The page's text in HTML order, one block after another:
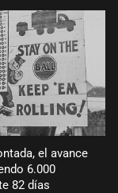
el avance
6.000
82 días